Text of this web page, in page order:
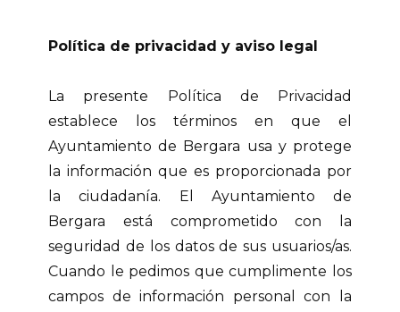
Política de privacidad y aviso legal
La presente Política de Privacidad
establece los términos en que el
Ayuntamiento de Bergara usa y protege
la información que es proporcionada por
la ciudadanía. El Ayuntamiento de
Bergara está comprometido con la
seguridad de los datos de sus usuarios/as.
Cuando le pedimos que cumplimente los
campos de información personal con la